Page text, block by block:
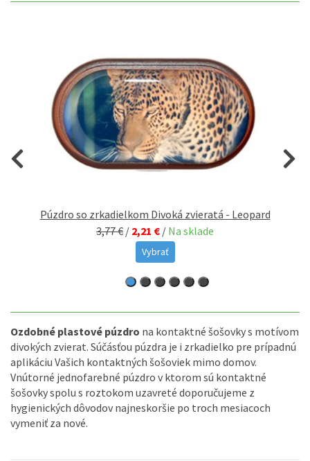
Púzdro so zrkadielkom Divoká zvieratá - Leopard
3,77 € / 2,21 € / Na sklade
Vybrať
Ozdobné plastové púzdro na kontaktné šošovky s motívom
divokých zvierat. Súčásťou púzdra je i zrkadielko pre prípadnú
aplikáciu Vašich kontaktných šošoviek mimo domov.
Vnútorné jednofarebné púzdro v ktorom sú kontaktné
šošovky spolu s roztokom uzavreté doporučujeme z
hygienických dôvodov najneskoršie po troch mesiacoch
vymeniť za nové.